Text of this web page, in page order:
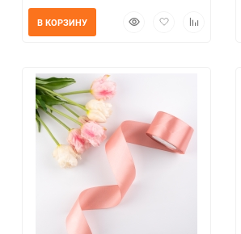
БыстрыйДобавитьДобавить
В КОРЗИНУ